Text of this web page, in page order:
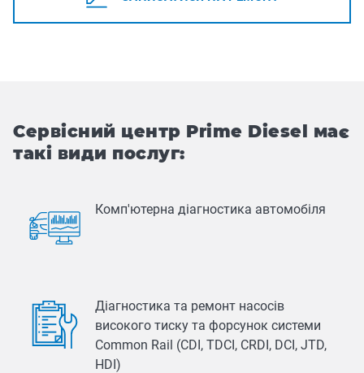
Сервісний центр Prime Diesel має
такі види послуг:
Комп'ютерна діагностика автомобіля
Діагностика та ремонт насосів
високого тиску та форсунок системи
Common Rail (CDI, TDCI, CRDI, DCI, JTD,
HDI)